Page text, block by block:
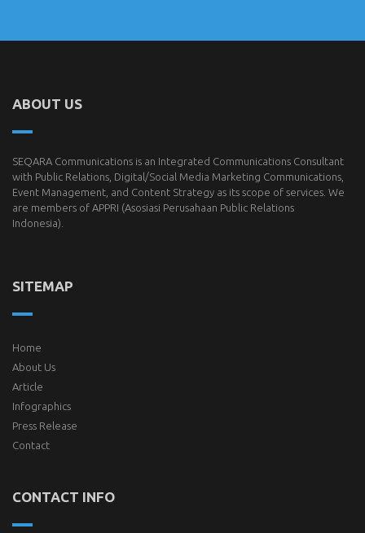
ABOUT US
SEQARA Communications is an Integrated Communications Consultant
with Public Relations, Digital/Social Media Marketing Communications,
Event Management, and Content Strategy as its scope of services. We
are members of APPRI (Asosiasi Perusahaan Public Relations
Indonesia).
SITEMAP
Home
About Us
Article
Infographics
Press Release
Contact
CONTACT INFO